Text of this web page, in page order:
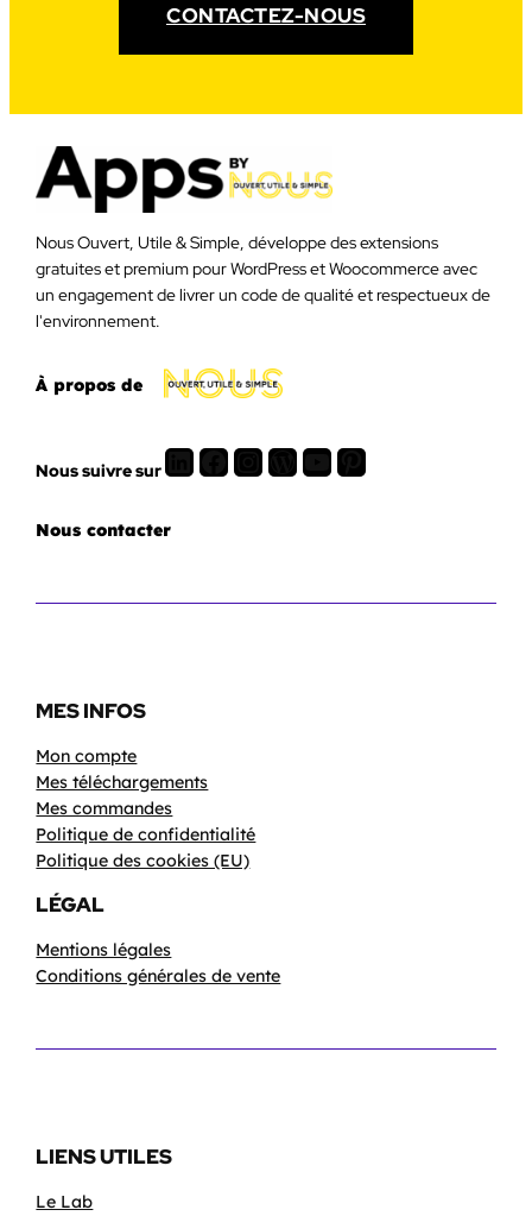
CONTACTEZ-NOUS
Nous Ouvert, Utile & Simple, développe des extensions
gratuites et premium pour WordPress et Woocommerce avec
un engagement de livrer un code de qualité et respectueux de
l'environnement.
À propos de
Nous suivre surLinkedIn Facebook Instagram WordPress Youtube Pinterest
Nous contacter
MES INFOS
Mon compte
Mes téléchargements
Mes commandes
Politique de confidentialité
Politique des cookies (EU)
LÉGAL
Mentions légales
Conditions générales de vente
LIENS UTILES
Le Lab